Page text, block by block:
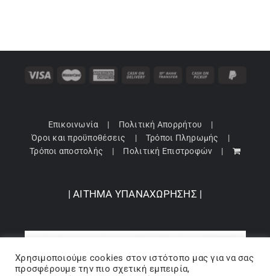
Επικοινωνία
Πολιτική Απορρήτου
Όροι και προϋποθέσεις
Τρόποι Πληρωμής
Τρόποι αποστολής
Πολιτική Επιστροφών
| ΑΙΤΗΜΑ ΥΠΑΝΑΧΩΡΗΣΗΣ |
Χρησιμοποιούμε cookies στον ιστότοπo μας για να σας
προσφέρουμε την πιο σχετική εμπειρία,